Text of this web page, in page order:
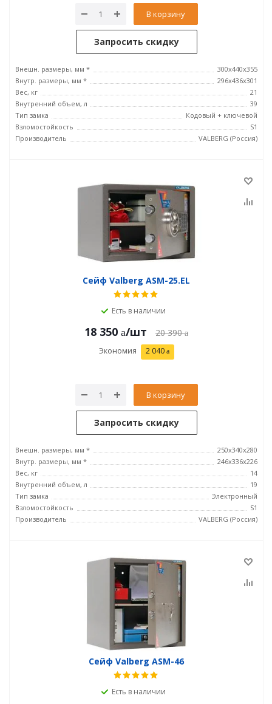
В корзину
Запросить скидку
Внешн. размеры, мм *
300x440x355
Внутр. размеры, мм *
296х436х301
Вес, кг
21
Внутренний объем, л
39
Тип замка
Кодовый + ключевой
Взломостойкость
S1
Производитель
VALBERG (Россия)
Сейф Valberg ASM-25.EL
Есть в наличии
18 350 /шт 20 390
Экономия 2 040
В корзину
Запросить скидку
Внешн. размеры, мм *
250x340x280
Внутр. размеры, мм *
246х336х226
Вес, кг
14
Внутренний объем, л
19
Тип замка
Электронный
Взломостойкость
S1
Производитель
VALBERG (Россия)
Сейф Valberg ASM-46
Есть в наличии